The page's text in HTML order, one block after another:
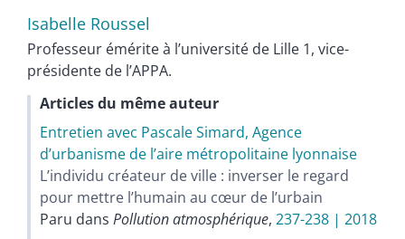
Isabelle Roussel
Professeur émérite à l’université de Lille 1, vice-
présidente de l’APPA.
Articles du même auteur
Entretien avec Pascale Simard, Agence
d’urbanisme de l’aire métropolitaine lyonnaise
L’individu créateur de ville : inverser le regard
pour mettre l’humain au cœur de l’urbain
Paru dans Pollution atmosphérique, 237-238 | 2018